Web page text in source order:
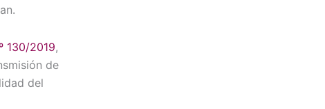
130/2019,
de
del